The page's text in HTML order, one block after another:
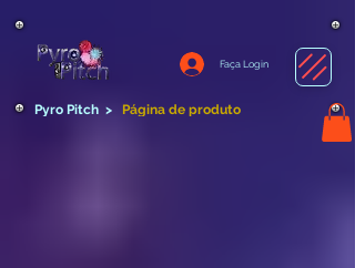
Faça Login
Pyro Pitch > Página de produto